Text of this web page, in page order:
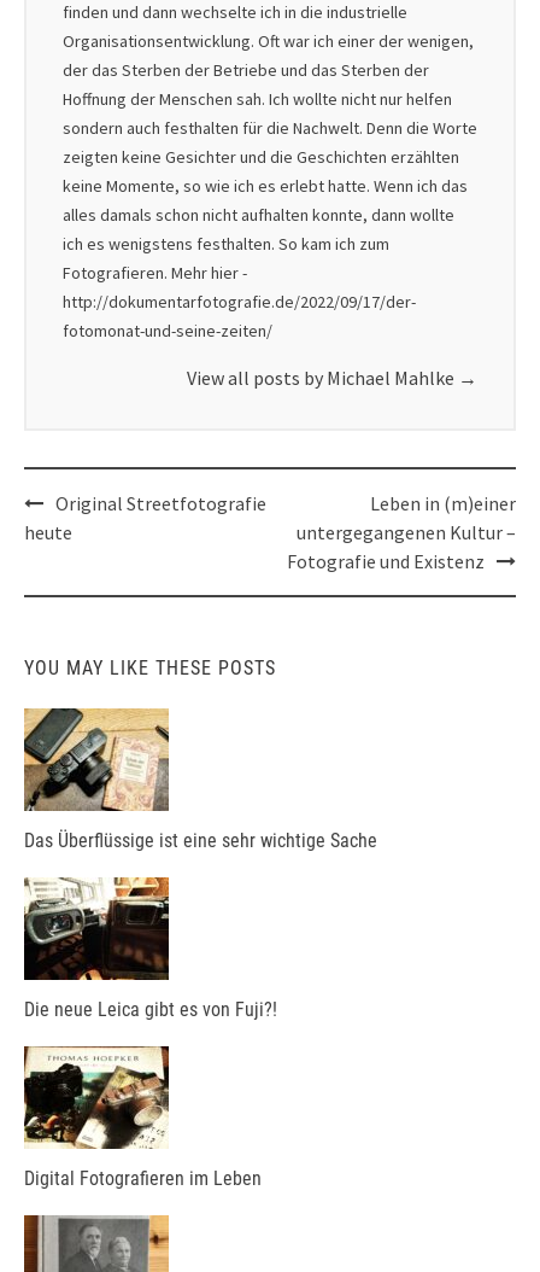
finden und dann wechselte ich in die industrielle
Organisationsentwicklung. Oft war ich einer der wenigen,
der das Sterben der Betriebe und das Sterben der
Hoffnung der Menschen sah. Ich wollte nicht nur helfen
sondern auch festhalten für die Nachwelt. Denn die Worte
zeigten keine Gesichter und die Geschichten erzählten
keine Momente, so wie ich es erlebt hatte. Wenn ich das
alles damals schon nicht aufhalten konnte, dann wollte
ich es wenigstens festhalten. So kam ich zum
Fotografieren. Mehr hier -
http://dokumentarfotografie.de/2022/09/17/der-
fotomonat-und-seine-zeiten/
View all posts by Michael Mahlke →
Post
navigation
Original Streetfotografie
heute
Leben in (m)einer
untergegangenen Kultur –
Fotografie und Existenz
YOU MAY LIKE THESE POSTS
Das Überflüssige ist eine sehr wichtige Sache
Die neue Leica gibt es von Fuji?!
Digital Fotografieren im Leben